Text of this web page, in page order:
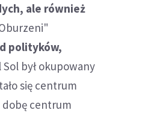
ale również
polityków,
był okupowany
się centrum
dobę centrum